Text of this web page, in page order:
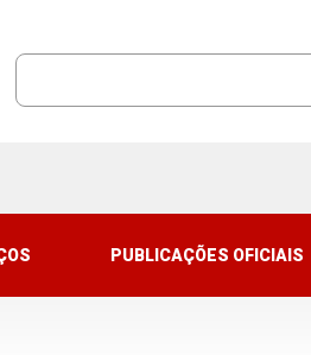
PUBLICAÇÕES OFICIAIS